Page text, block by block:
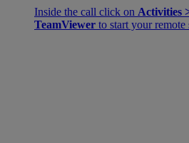
Inside the call click on Activities
TeamViewer to start your remote